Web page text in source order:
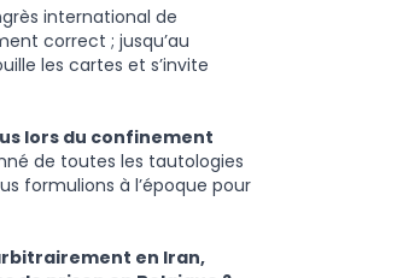
international de
correct ; jusqu’au
les cartes et s’invite
lors du confinement
de toutes les tautologies
formulions à l’époque pour
en Iran,